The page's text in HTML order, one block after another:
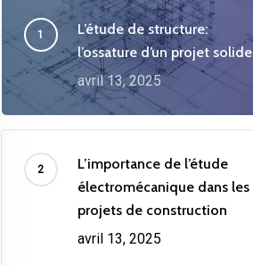
L’étude de structure:
l’ossature d’un projet solide
avril 13, 2025
L’importance de l’étude
électromécanique dans les
projets de construction
avril 13, 2025